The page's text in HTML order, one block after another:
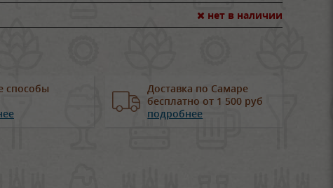
нет в наличии
способы
Доставка по Самаре
бесплатно от 1 500 руб
подробнее